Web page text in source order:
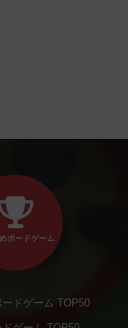
ボードゲーム
ドゲーム TOP50